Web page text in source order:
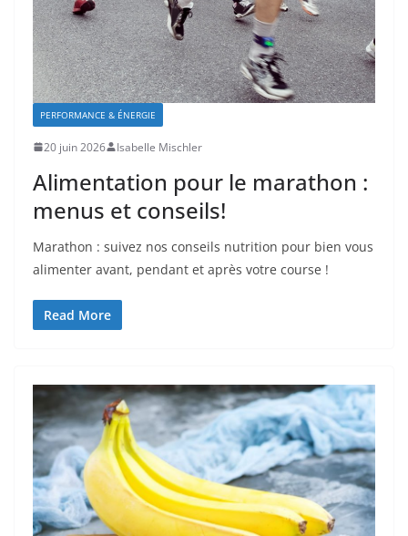
PERFORMANCE & ÉNERGIE
20 juin 2026 Isabelle Mischler
Alimentation pour le marathon :
menus et conseils!
Marathon : suivez nos conseils nutrition pour bien vous
alimenter avant, pendant et après votre course !
Read More